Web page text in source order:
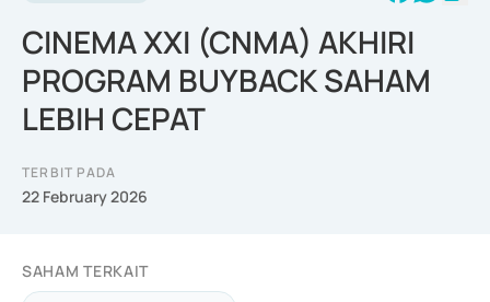
CINEMA XXI (CNMA) AKHIRI
PROGRAM BUYBACK SAHAM
LEBIH CEPAT
TERBIT PADA
22 February 2026
SAHAM TERKAIT